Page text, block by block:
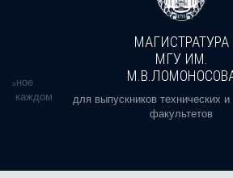
в каждом
МАГИСТРАТУРА
МГУ ИМ.
для выпускников технических
факультетов